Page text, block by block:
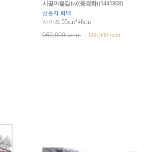
시골마을길 (w)(풍경화) (1441808)
신용자 화백
사이즈 55cm*48cm
960,000 won 800,000 won